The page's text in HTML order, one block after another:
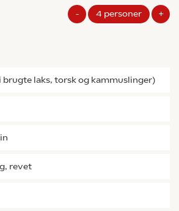
- 4 personer +
brugte laks, torsk og kammuslinger)
revet